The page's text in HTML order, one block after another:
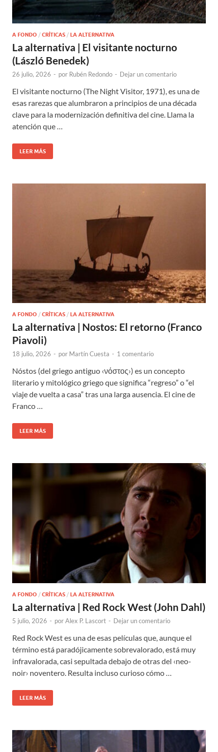
A FONDO / CRÍTICAS / LA ALTERNATIVA
La alternativa | El visitante nocturno
(László Benedek)
26 julio, 2026 - por Rubén Redondo - Dejar un comentario
El visitante nocturno (The Night Visitor, 1971), es una de
esas rarezas que alumbraron a principios de una década
clave para la modernización definitiva del cine. Llama la
atención que …
LEER MÁS
A FONDO / CRÍTICAS / LA ALTERNATIVA
La alternativa | Nostos: El retorno (Franco
Piavoli)
18 julio, 2026 - por Martín Cuesta - 1 comentario
Nóstos (del griego antiguo ‹νόστος›) es un concepto
literario y mitológico griego que significa “regreso” o “el
viaje de vuelta a casa” tras una larga ausencia. El cine de
Franco …
LEER MÁS
A FONDO / CRÍTICAS / LA ALTERNATIVA
La alternativa | Red Rock West (John Dahl)
5 julio, 2026 - porAlex P. Lascort - Dejar un comentario
Red Rock West es una de esas películas que, aunque el
término está paradójicamente sobrevalorado, está muy
infravalorada, casi sepultada debajo de otras del ‹neo-
noir› noventero. Resulta incluso curioso cómo …
LEER MÁS